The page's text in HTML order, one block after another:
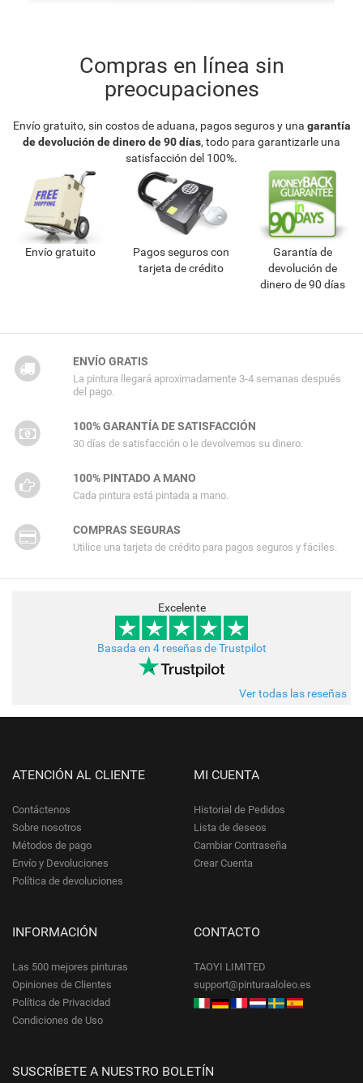
Compras en línea sin
preocupaciones
Envío gratuito, sin costos de aduana, pagos seguros y una garantía
de devolución de dinero de 90 días, todo para garantizarle una
satisfacción del 100%.
Envío gratuito
Pagos seguros con
tarjeta de crédito
Garantía de
devolución de
dinero de 90 días
ENVÍO GRATIS
La pintura llegará aproximadamente 3-4 semanas después
del pago.
100% GARANTÍA DE SATISFACCIÓN
30 días de satisfacción o le devolvemos su dinero.
100% PINTADO A MANO
Cada pintura está pintada a mano.
COMPRAS SEGURAS
Utilice una tarjeta de crédito para pagos seguros y fáciles.
Excelente
Basada en 4 reseñas de Trustpilot
Ver todas las reseñas
ATENCIÓN AL CLIENTE
Contáctenos
Sobre nosotros
Métodos de pago
Envío y Devoluciones
Política de devoluciones
MI CUENTA
Historial de Pedidos
Lista de deseos
Cambiar Contraseña
Crear Cuenta
INFORMACIÓN
Las 500 mejores pinturas
Opiniones de Clientes
Política de Privacidad
Condiciones de Uso
CONTACTO
TAOYI LIMITED
support@pinturaaloleo.es
SUSCRÍBETE A NUESTRO BOLETÍN